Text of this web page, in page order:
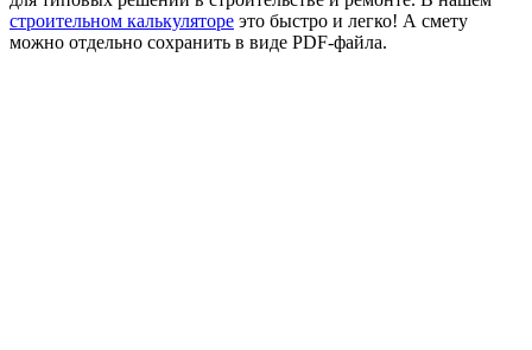
строительном калькуляторе это быстро и легко! А смету
можно отдельно сохранить в виде PDF-файла.